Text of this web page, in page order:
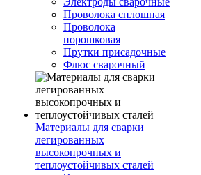
Проволока сплошная
Проволока
порошковая
Прутки присадочные
Флюс сварочный
Материалы для сварки
легированных
высокопрочных и
теплоустойчивых сталей